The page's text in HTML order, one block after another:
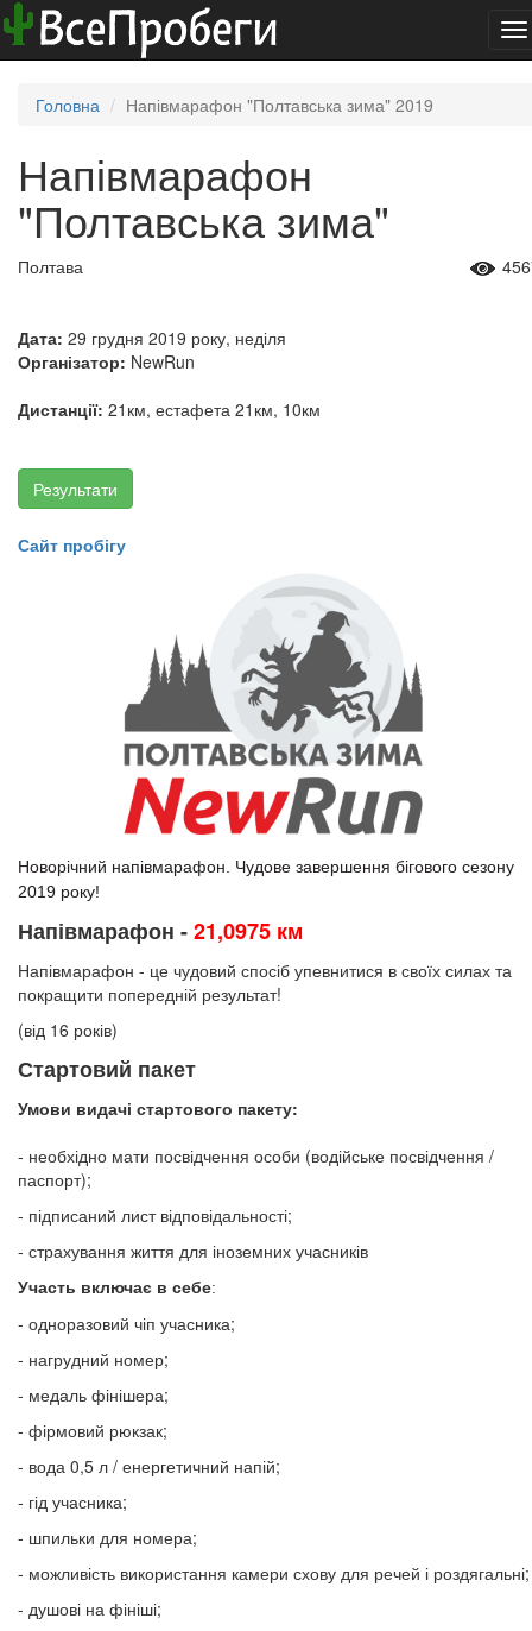
Головна Напівмарафон "Полтавська зима" 2019
Напівмарафон
"Полтавська зима"
Полтава
Дата: 29 грудня 2019 року, неділя
Організатор: NewRun
Дистанції: 21км, естафета 21км, 10км
Результати
Сайт пробігу
Новорічний напівмарафон. Чудове завершення бігового сезону
2019 року!
Напівмарафон -21,0975 км
Напівмарафон - це чудовий спосіб упевнитися в своїх силах та
покращити попередній результат!
(від 16 років)
Стартовий пакет
Умови видачі стартового пакету:
- необхідно мати посвідчення особи (водійське посвідчення /
паспорт);
- підписаний лист відповідальності;
- страхування життя для іноземних учасників
Участь включає в себе:
- одноразовий чіп учасника;
- нагрудний номер;
- медаль фінішера;
- фірмовий рюкзак;
- вода 0,5 л / енергетичний напій;
- гід учасника;
- шпильки для номера;
- можливість використання камери схову для речей і роздягальні;
- душові на фініші;